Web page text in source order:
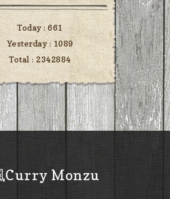
Today :661
Yesterday : 1089
Total : 2342884
Curry Monzu